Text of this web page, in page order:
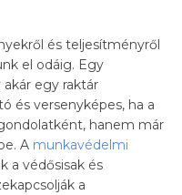
és teljesítményről
el odáig. Egy
egy raktár
és versenyképes, ha a
hanem már
A munkavédelmi
a védősisak és
a